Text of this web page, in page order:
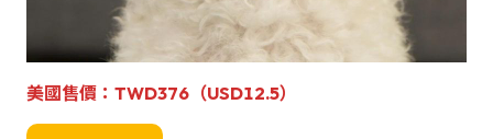
美國售價 ：TWD376（USD12.5）